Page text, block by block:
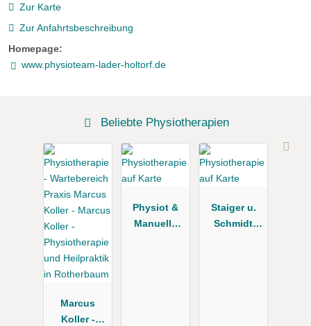
Zur Karte
Zur Anfahrtsbeschreibung
Homepage:
www.physioteam-lader-holtorf.de
Beliebte Physiotherapien
Marcus
Koller -
Physiot &
Manuelle
Staiger u.
Schmidt